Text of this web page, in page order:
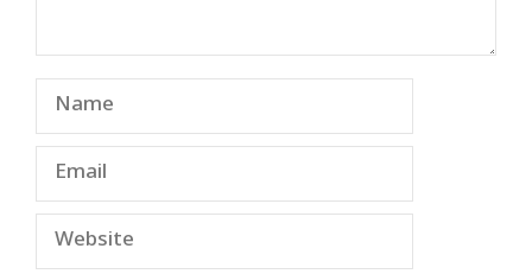
Name
Email
Website